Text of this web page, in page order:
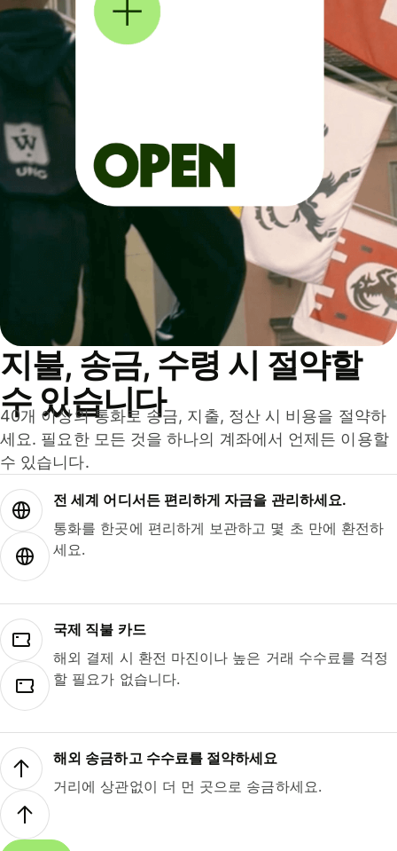
지불, 송금, 수령 시 절약할
수 있습니다
40개 이상의 통화로 송금, 지출, 정산 시 비용을 절약하
세요. 필요한 모든 것을 하나의 계좌에서 언제든 이용할
수 있습니다.
전 세계 어디서든 편리하게 자금을 관리하세요.
통화를 한곳에 편리하게 보관하고 몇 초 만에 환전하
세요.
국제 직불 카드
해외 결제 시 환전 마진이나 높은 거래 수수료를 걱정
할 필요가 없습니다.
해외 송금하고 수수료를 절약하세요
거리에 상관없이 더 먼 곳으로 송금하세요.